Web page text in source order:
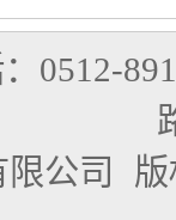
0512-
公司